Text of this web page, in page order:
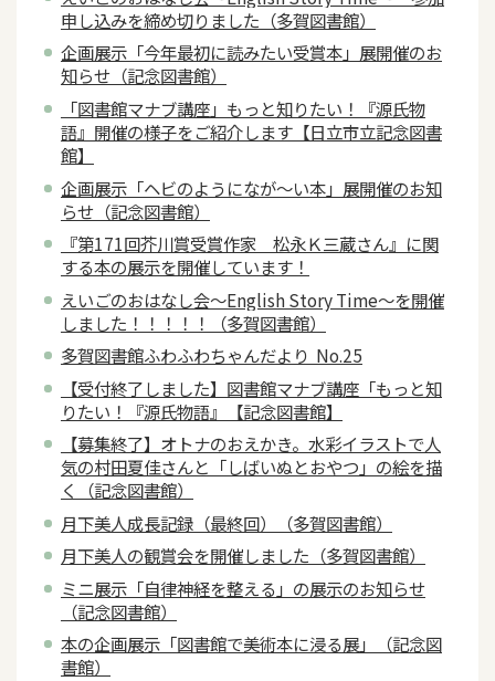
申し込みを締め切りました（多賀図書館）
企画展示「今年最初に読みたい受賞本」展開催のお
知らせ（記念図書館）
「図書館マナブ講座」もっと知りたい！『源氏物
語』開催の様子をご紹介します【日立市立記念図書
館】
企画展示「ヘビのようになが～い本」展開催のお知
らせ（記念図書館）
『第171回芥川賞受賞作家 松永Ｋ三蔵さん』に関
する本の展示を開催しています！
えいごのおはなし会～English Story Time～を開催
しました！！！！！（多賀図書館）
多賀図書館ふわふわちゃんだより No.25
【受付終了しました】図書館マナブ講座「もっと知
りたい！『源氏物語』【記念図書館】
【募集終了】オトナのおえかき。水彩イラストで人
気の村田夏佳さんと「しばいぬとおやつ」の絵を描
く（記念図書館）
月下美人成長記録（最終回）（多賀図書館）
月下美人の観賞会を開催しました（多賀図書館）
ミニ展示「自律神経を整える」の展示のお知らせ
（記念図書館）
本の企画展示「図書館で美術本に浸る展」（記念図
書館）